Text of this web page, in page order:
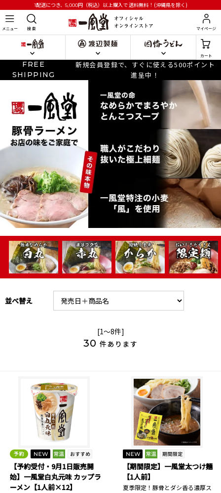
1配送につき、5,000円 （税込）以上購入で送料無料！(沖縄県を除く)
メニュー 検 索 マイページ
カート
FREE
SHIPPING
新規会員登録で、すぐに使える500ポイント
進呈中！
並べ替え
[1～8件]
30 件あります
【予約受付・9月1日販売開
始】一風堂白丸元味 カップラ
ーメン【1人前×12】
【期間限定】一風堂太つけ麺
【1人前】
夏季限定！豚骨とダシ香る濃厚ス